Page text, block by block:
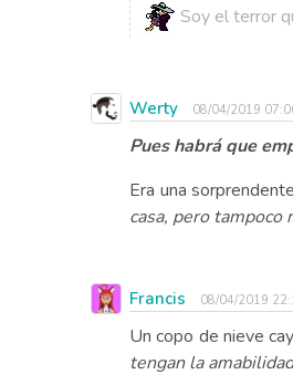
Soy el terror
Werty 08/04/2019
Pues habrá que
Era una
casa, pero tampoco
Francis 08/04/2019
Un copo de nieve
tengan la